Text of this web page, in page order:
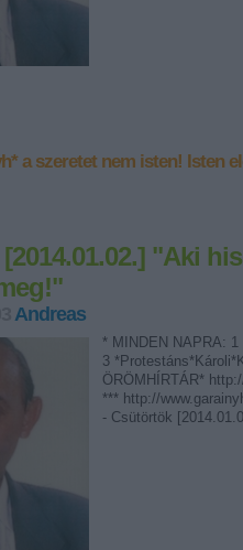
a szeretet nem isten! Isten
"Aki
Andreas
* MINDEN NAPRA:
3
ÖRÖMHÍRTÁR*
*** http://
- Csütörtök